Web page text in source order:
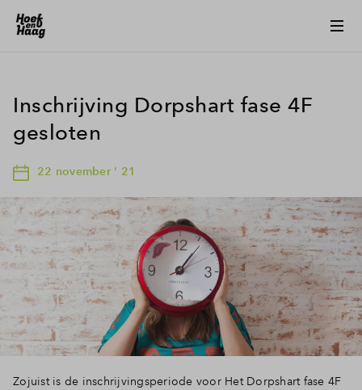
Inschrijving Dorpshart fase 4F
gesloten
22 november ' 21
Zojuist is de inschrijvingsperiode voor Het Dorpshart fase 4F